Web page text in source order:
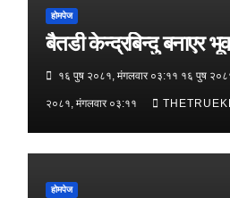
होमपेज
बैतडी केन्द्रबिन्दु बनाएर
१६ पुष २०८१, मंगलवार ०३:११ १६ पुष
२०८१, मंगलवार ०३:११
होमपेज